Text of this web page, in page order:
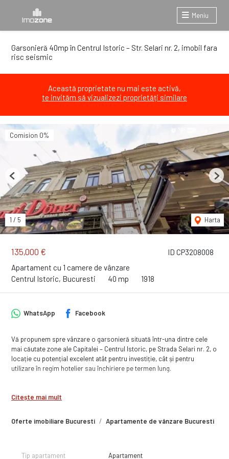
Meniu
Garsonieră 40mp în Centrul Istoric – Str. Selari nr. 2, imobil fara
risc seismic
Această proprietate nu mai este activă,
te invităm să vizualizezi proprietăți similare
ID CP3208008
135,000 €
Apartament cu 1 camere de vânzare
Centrul Istoric, Bucuresti
40 mp 1918
Comision 0%
1 / 5 Harta
Previous Next
Oferte imobiliare Bucuresti Apartamente de vânzare Bucuresti
WhatsApp Facebook
Vă propunem spre vânzare o garsonieră situată într-una dintre cele
mai căutate zone ale Capitalei – Centrul Istoric, pe Strada Selari nr. 2, o
locație cu potențial excelent atât pentru investiție, cât și pentru
utilizare în regim hotelier sau închiriere pe termen lung.
Etaj: 2
gust sau în funcție de destinația investiției.
Citește mai mult
Tip apartament Apartament